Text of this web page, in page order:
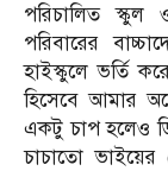
পরিচালিত স্কুল
পরিবারের
হাইস্কুলে ভর্তি
হিসেবে আমার
একটু চাপ হলেও
চাচাতো